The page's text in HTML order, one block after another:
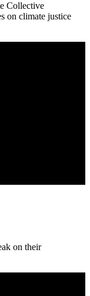
Collective
on climate justice
on their